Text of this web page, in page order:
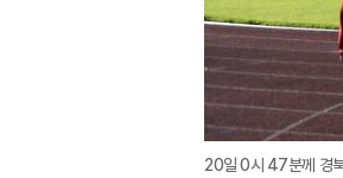
20일 0시 47분께 경북